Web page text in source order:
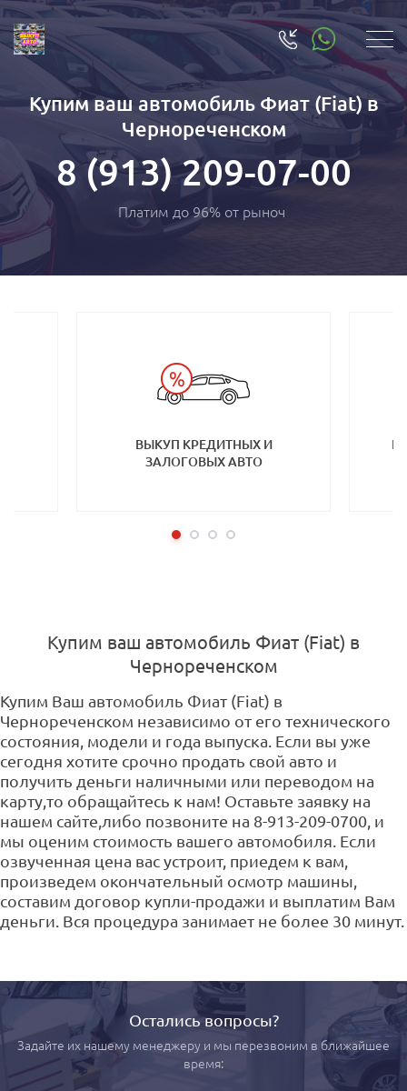
Купим ваш автомобиль Фиат (Fiat) в
Чернореченском
8 (913) 209-07-00
Платим до 96% от ры
ВЫКУП КРЕДИТНЫХ И
ЗАЛОГОВЫХ АВТО
Купим ваш автомобиль Фиат (Fiat) в
Чернореченском
Купим Ваш автомобиль Фиат (Fiat) в
Чернореченском независимо от его технического
состояния, модели и года выпуска. Если вы уже
сегодня хотите срочно продать свой авто и
получить деньги наличными или переводом на
карту,то обращайтесь к нам! Оставьте заявку на
нашем сайте,либо позвоните на 8-913-209-0700, и
мы оценим стоимость вашего автомобиля. Если
озвученная цена вас устроит, приедем к вам,
произведем окончательный осмотр машины,
составим договор купли-продажи и выплатим Вам
деньги. Вся процедура занимает не более 30 минут.
Остались вопросы?
Задайте их нашему менеджеру и мы перезвоним в ближайшее
время: